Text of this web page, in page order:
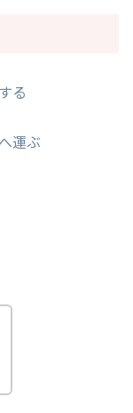
る
運ぶ